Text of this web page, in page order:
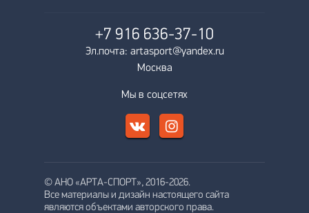
+7 916 636-37-10
Эл.почта: artasport@yandex.ru
Москва
Мы в соцсетях
© АНО «АРТА-СПОРТ», 2016-2026.
Все материалы и дизайн настоящего сайта
являются объектами авторского права.